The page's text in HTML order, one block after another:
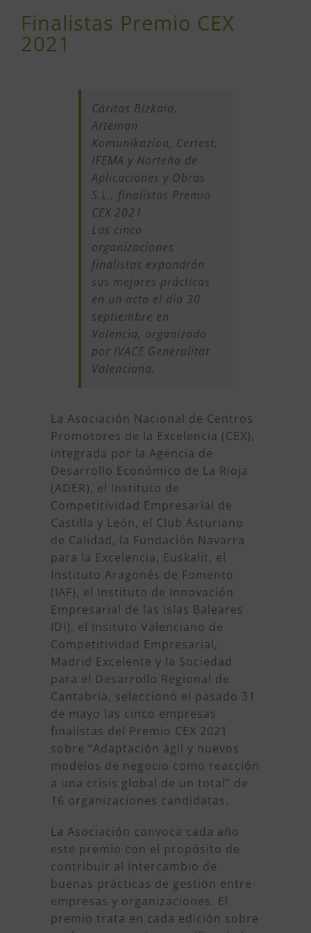
Finalistas Premio CEX
2021
Cáritas Bizkaia,
Arteman
Komunikazioa, Certest,
IFEMA y Norteña de
Aplicaciones y Obras
S.L., finalistas Premio
CEX 2021
Las cinco
organizaciones
finalistas expondrán
sus mejores prácticas
en un acto el día 30
septiembre en
Valencia, organizado
por IVACE Generalitat
Valenciana.
La Asociación Nacional de Centros
Promotores de la Excelencia (CEX),
integrada por la Agencia de
Desarrollo Económico de La Rioja
(ADER), el Instituto de
Competitividad Empresarial de
Castilla y León, el Club Asturiano
de Calidad, la Fundación Navarra
para la Excelencia, Euskalit, el
Instituto Aragonés de Fomento
(IAF), el Instituto de Innovación
Empresarial de las Islas Baleares
IDI), el Insituto Valenciano de
Competitividad Empresarial,
Madrid Excelente y la Sociedad
para el Desarrollo Regional de
Cantabria, seleccionó el pasado 31
de mayo las cinco empresas
finalistas del Premio CEX 2021
sobre “Adaptación ágil y nuevos
modelos de negocio como reacción
a una crisis global de un total” de
16 organizaciones candidatas.
La Asociación convoca cada año
este premio con el propósito de
contribuir al intercambio de
buenas prácticas de gestión entre
empresas y organizaciones. El
premio trata en cada edición sobre